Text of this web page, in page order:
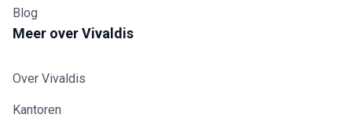
Blog
Meer over Vivaldis
Over Vivaldis
Kantoren